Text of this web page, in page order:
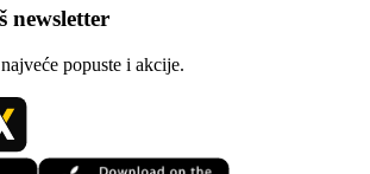
newsletter
popuste i akcije.